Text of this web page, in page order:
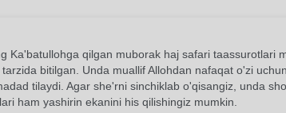
Ka'batullohga qilgan muborak haj safari taassurotlari
bitilgan. Unda muallif Allohdan nafaqat o'zi
tilaydi. Agar she'rni sinchiklab o'qisangiz, unda
ham yashirin ekanini his qilishingiz mumkin.